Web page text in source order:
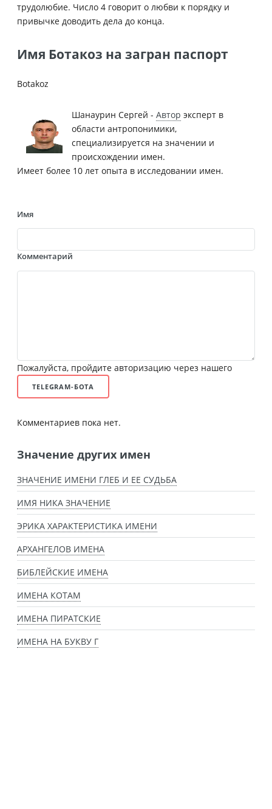
трудолюбие. Число 4 говорит о любви к порядку и
привычке доводить дела до конца.
Имя Ботакоз на загран паспорт
Botakoz
Шанаурин Сергей - Автор эксперт в
области антропонимики,
специализируется на значении и
происхождении имен.
Имеет более 10 лет опыта в исследовании имен.
Имя
Комментарий
Пожалуйста, пройдите авторизацию через нашего
TELEGRAM-БОТА
Комментариев пока нет.
Значение других имен
ЗНАЧЕНИЕ ИМЕНИ ГЛЕБ И ЕЕ СУДЬБА
ИМЯ НИКА ЗНАЧЕНИЕ
ЭРИКА ХАРАКТЕРИСТИКА ИМЕНИ
АРХАНГЕЛОВ ИМЕНА
БИБЛЕЙСКИЕ ИМЕНА
ИМЕНА КОТАМ
ИМЕНА ПИРАТСКИЕ
ИМЕНА НА БУКВУ Г